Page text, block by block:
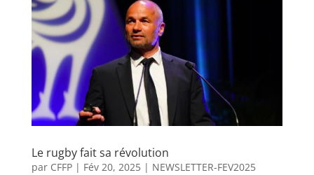
Le rugby fait sa révolution
par CFFP| Fév 20, 2025| NEWSLETTER-FEV2025